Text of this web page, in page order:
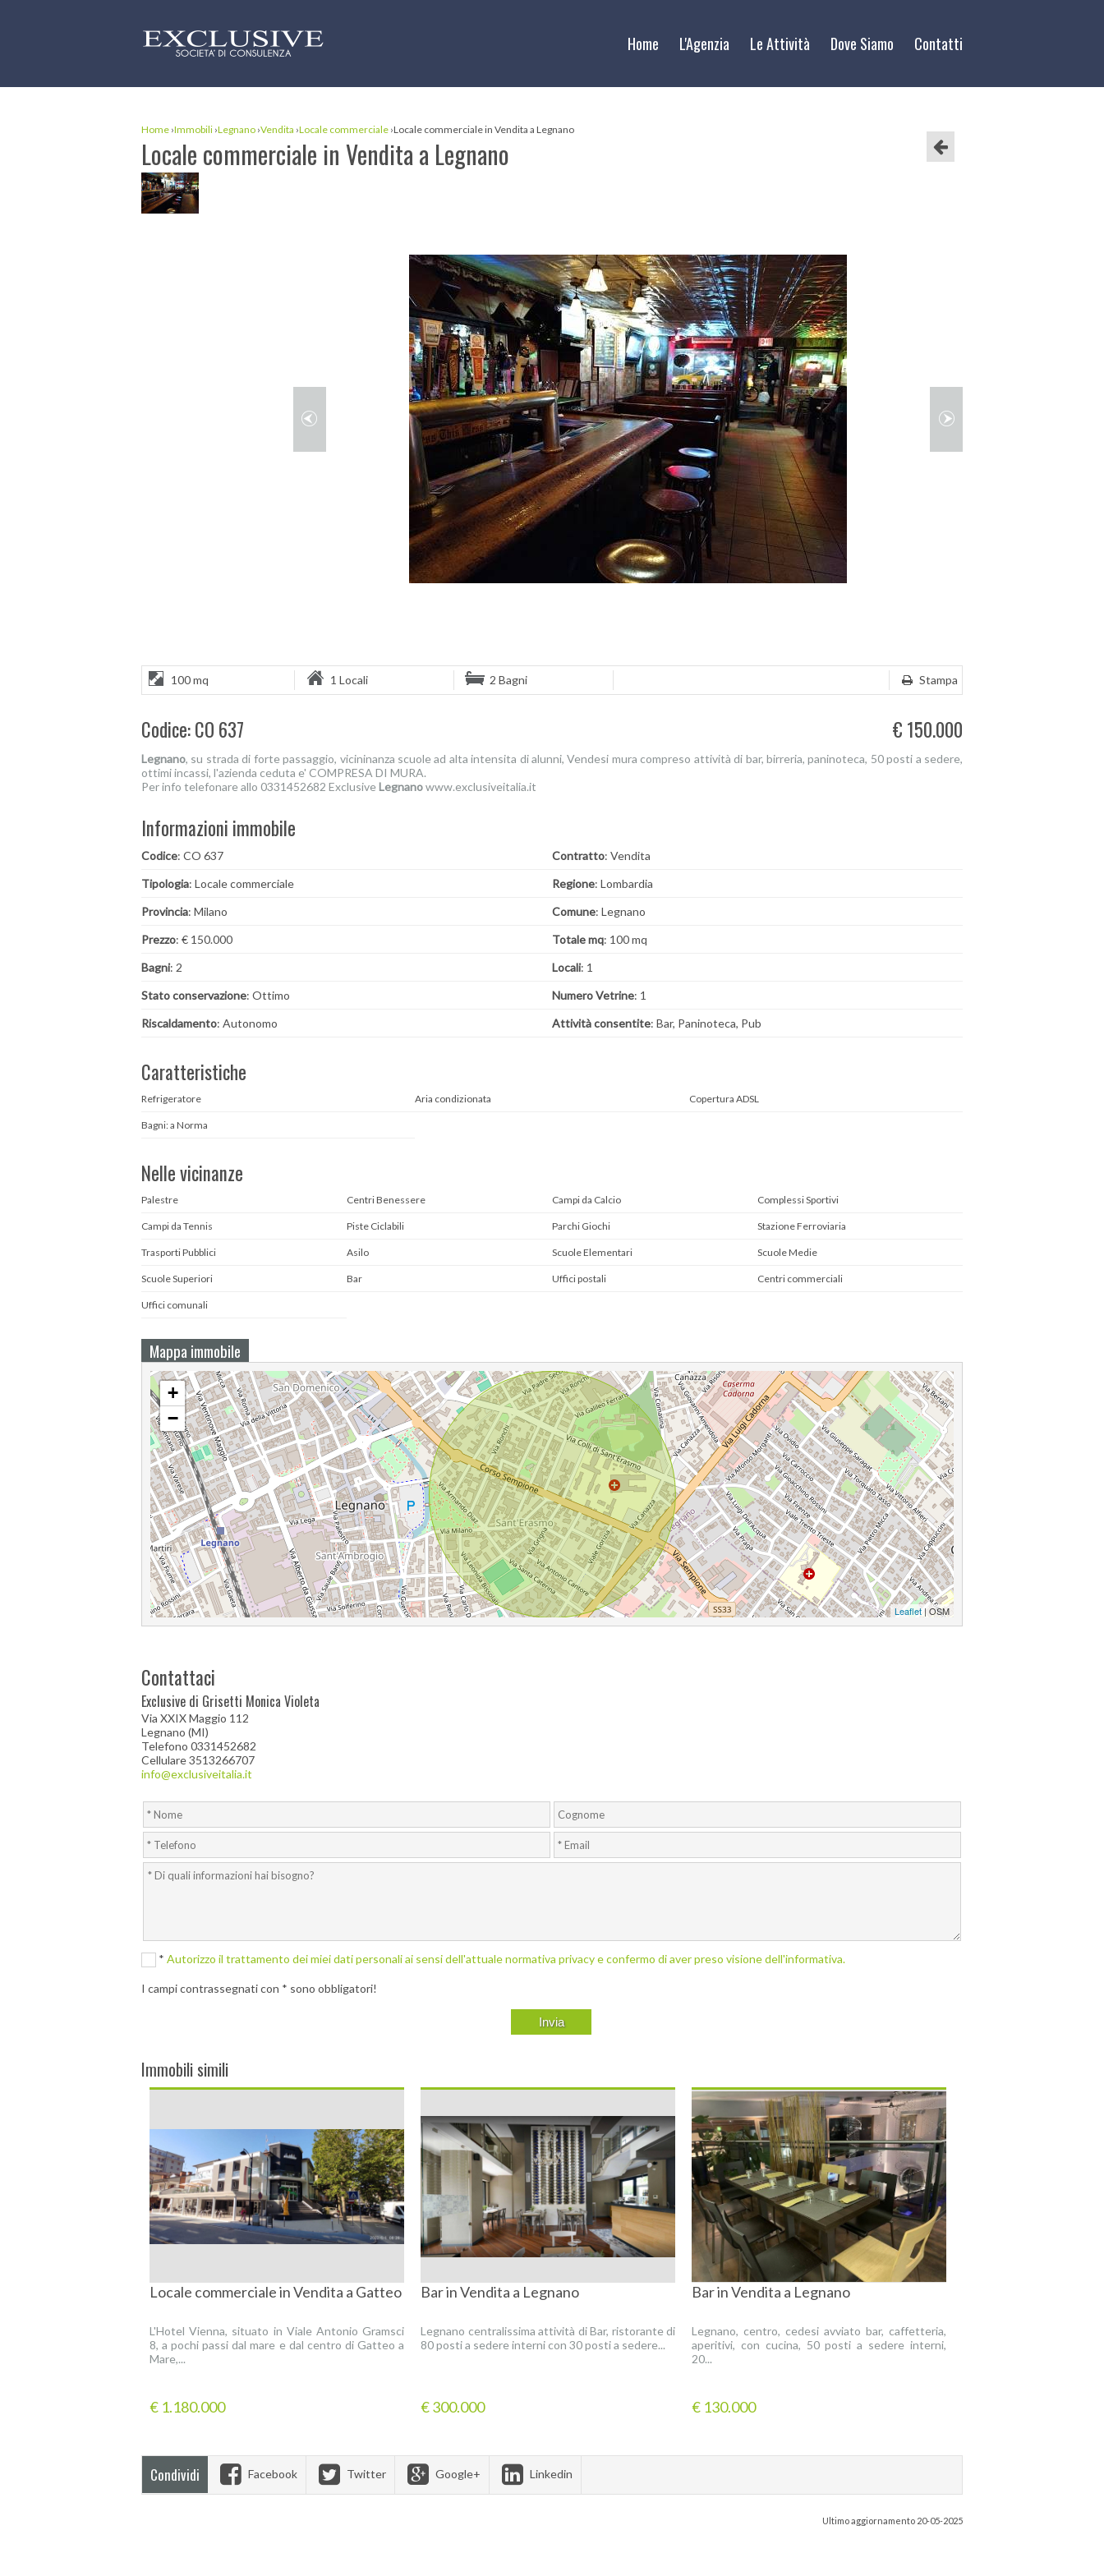
Home L'Agenzia Le Attività Dove Siamo Contatti
Home ›Immobili ›Legnano ›Vendita ›Locale commerciale ›Locale commerciale in Vendita a Legnano
Locale commerciale in Vendita a Legnano
100 mq 1 Locali 2 Bagni Stampa
Codice: CO 637 € 150.000
Legnano, su strada di forte passaggio, vicininanza scuole ad alta intensita di alunni, Vendesi mura compreso attività di bar, birreria, paninoteca, 50 posti a sedere,
ottimi incassi, l'azienda ceduta e' COMPRESA DI MURA.
Per info telefonare allo 0331452682 ExclusiveLegnanowww.exclusiveitalia.it
Informazioni immobile
Codice: CO 637 Contratto: Vendita
Tipologia: Locale commerciale Regione: Lombardia
Provincia: Milano Comune: Legnano
Prezzo: € 150.000 Totale mq: 100 mq
Bagni: 2 Locali: 1
Stato conservazione: Ottimo Numero Vetrine: 1
Riscaldamento: Autonomo Attività consentite: Bar, Paninoteca, Pub
Caratteristiche
Refrigeratore Aria condizionata Copertura ADSL
Bagni: a Norma
Nelle vicinanze
Palestre Centri Benessere Campi da Calcio Complessi Sportivi
Campi da Tennis Piste Ciclabili Parchi Giochi Stazione Ferroviaria
Trasporti Pubblici Asilo Scuole Elementari Scuole Medie
Scuole Superiori Bar Uffici postali Centri commerciali
Uffici comunali
Mappa immobile
+
−
Leaflet | OSM
Contattaci
Exclusive di Grisetti Monica Violeta
Via XXIX Maggio 112
Legnano (MI)
Telefono 0331452682
Cellulare 3513266707
info@exclusiveitalia.it
* Autorizzo il trattamento dei miei dati personali ai sensi dell'attuale normativa privacy e confermo di aver preso visione dell'informativa.
I campi contrassegnati con * sono obbligatori!
Immobili simili
Locale commerciale in Vendita a Gatteo
L'Hotel Vienna, situato in Viale Antonio Gramsci
8, a pochi passi dal mare e dal centro di Gatteo a
Mare,...
€ 1.180.000
Bar in Vendita a Legnano
Legnano centralissima attività di Bar, ristorante di
80 posti a sedere interni con 30 posti a sedere...
€ 300.000
Bar in Vendita a Legnano
Legnano, centro, cedesi avviato bar, caffetteria,
aperitivi, con cucina, 50 posti a sedere interni,
20...
€ 130.000
Condividi Facebook Twitter Google+ Linkedin
Ultimo aggiornamento 20-05-2025